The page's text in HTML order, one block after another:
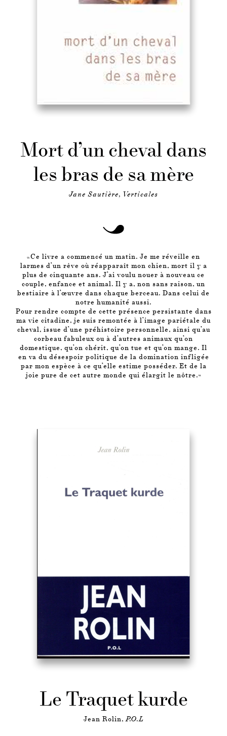
Mort d’un cheval dans
les bras de sa mère
Jane Sautière, Verticales
«Ce livre a commencé un matin. Je me réveille en
larmes d’un rêve où réapparaît mon chien, mort il y a
plus de cinquante ans. J’ai voulu nouer à nouveau ce
couple, enfance et animal. Il y a, non sans raison, un
bestiaire à l’œuvre dans chaque berceau. Dans celui de
notre humanité aussi.
Pour rendre compte de cette présence persistante dans
ma vie citadine, je suis remontée à l’image pariétale du
cheval, issue d’une préhistoire personnelle, ainsi qu’au
corbeau fabuleux ou à d’autres animaux qu’on
domestique, qu’on chérit, qu’on tue et qu’on mange. Il
en va du désespoir politique de la domination infligée
par mon espèce à ce qu’elle estime posséder. Et de la
joie pure de cet autre monde qui élargit le nôtre.»
Le Traquet kurde
Jean Rolin, P.O.L